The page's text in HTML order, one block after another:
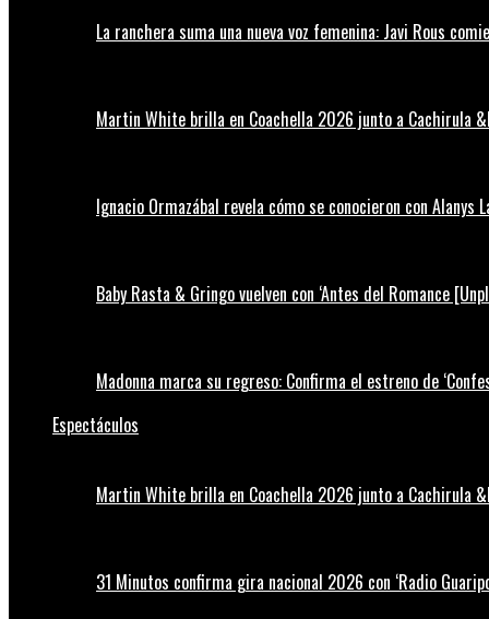
La ranchera suma una nueva voz femenina: Javi Rous
Martin White brilla en Coachella 2026 junto a Cachirula
Ignacio Ormazábal revela cómo se conocieron con Alanys
Baby Rasta & Gringo vuelven con ‘Antes del Romance
Madonna marca su regreso: Confirma el estreno de
Espectáculos
Martin White brilla en Coachella 2026 junto a Cachirula
31 Minutos confirma gira nacional 2026 con ‘Radio